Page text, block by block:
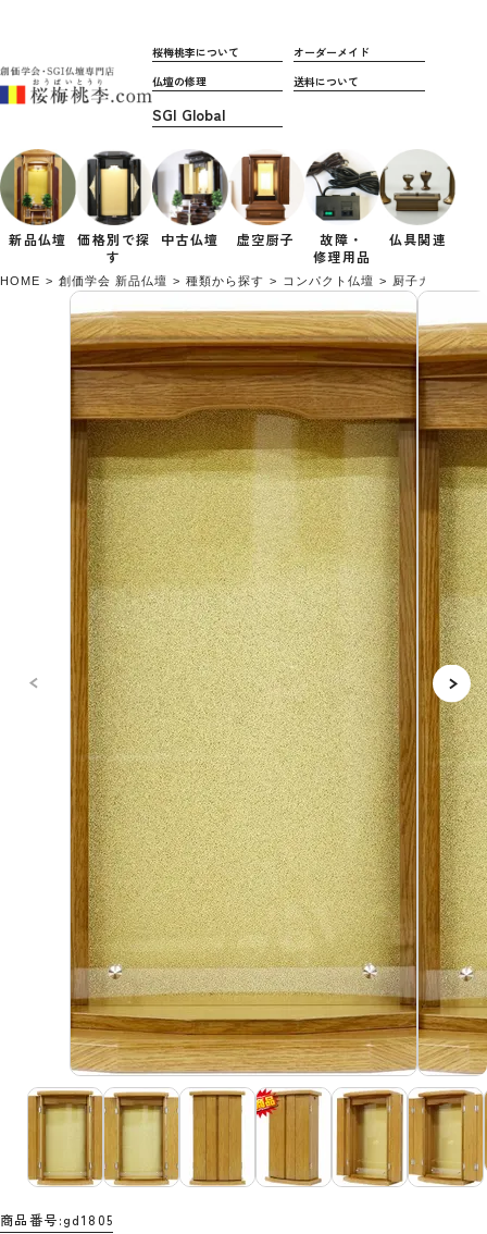
桜梅桃李について
オーダーメイド
仏壇の修理
送料について
新品仏壇 価格別で探
す
中古仏壇 虚空厨子
故障・
修理用品
仏具関連
HOME 創価学会 新品仏壇 種類から探す コンパクト仏壇 厨子カバー付き
商品番号 gd1805